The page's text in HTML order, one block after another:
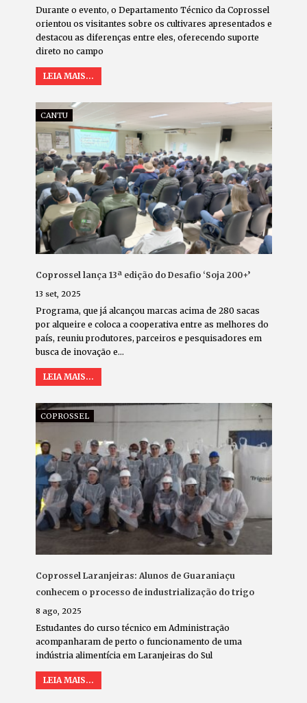
Durante o evento, o Departamento Técnico da Coprossel
orientou os visitantes sobre os cultivares apresentados e
destacou as diferenças entre eles, oferecendo suporte
direto no campo
LEIA MAIS...
CANTU
Coprossel lança 13ª edição do Desafio ‘Soja 200+’
13 set, 2025
Programa, que já alcançou marcas acima de 280 sacas
por alqueire e coloca a cooperativa entre as melhores do
país, reuniu produtores, parceiros e pesquisadores em
busca de inovação e…
LEIA MAIS...
COPROSSEL
Coprossel Laranjeiras: Alunos de Guaraniaçu
conhecem o processo de industrialização do trigo
8 ago, 2025
Estudantes do curso técnico em Administração
acompanharam de perto o funcionamento de uma
indústria alimentícia em Laranjeiras do Sul
LEIA MAIS...